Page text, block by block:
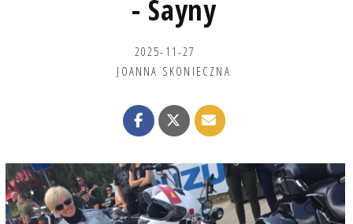
- Sayny
2025-11-27
JOANNA SKONIECZNA